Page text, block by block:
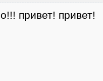
о!!! привет! привет!